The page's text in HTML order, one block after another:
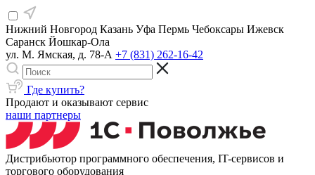
Нижний Новгород Казань Уфа Пермь Чебоксары Ижевск
Саранск Йошкар-Ола
ул. М. Ямская, д. 78-А +7 (831) 262-16-42
Где купить?
Продают и оказывают сервис
наши партнеры
Дистрибьютор программного обеспечения, IT-сервисов и
торгового оборудования